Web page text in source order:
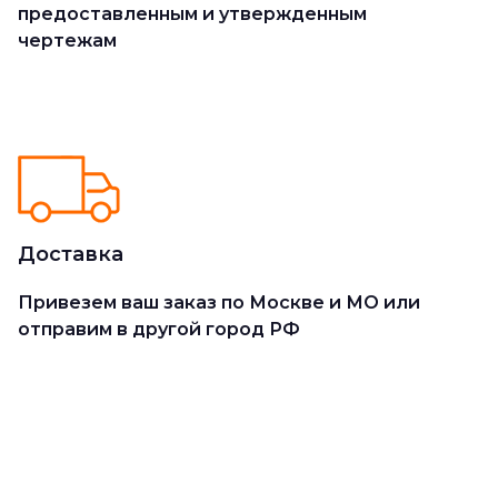
предоставленным и утвержденным
чертежам
Доставка
Привезем ваш заказ по Москве и МО или
отправим в другой город РФ